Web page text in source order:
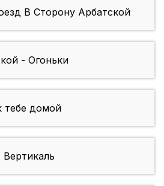
В Сторону Арбатской
- Огоньки
тебе домой